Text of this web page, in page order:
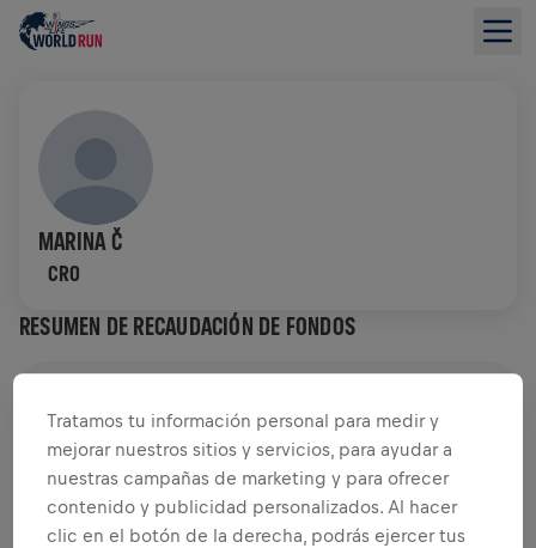
MARINA Č
CRO
RESUMEN DE RECAUDACIÓN DE FONDOS
RECAUDACIÓN DE FONDOS DONAR
¡Dona para marcar la diferencia! El 100% de lo
recaudado va a la investigación de médula.
Tratamos tu información personal para medir y
mejorar nuestros sitios y servicios, para ayudar a
nuestras campañas de marketing y para ofrecer
contenido y publicidad personalizados. Al hacer
clic en el botón de la derecha, podrás ejercer tus